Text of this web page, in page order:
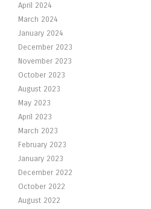
April 2024
March 2024
January 2024
December 2023
November 2023
October 2023
August 2023
May 2023
April 2023
March 2023
February 2023
January 2023
December 2022
October 2022
August 2022